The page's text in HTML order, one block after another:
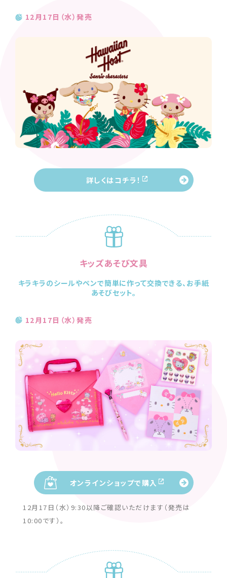
12月17日（水）発売
詳しくはコチラ！
キッズあそび文具
キラキラのシールやペンで簡単に作って交換できる、お手紙
あそびセット。
12月17日（水）発売
オンラインショップで購入
12月17日（水）9:30以降ご確認いただけます（発売は
10:00です）。